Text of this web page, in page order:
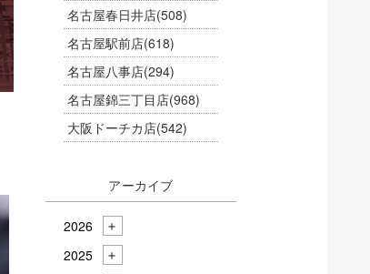
名古屋春日井店(508)
名古屋駅前店(618)
名古屋八事店(294)
名古屋錦三丁目店(968)
大阪ドーチカ店(542)
アーカイブ
2026
2025